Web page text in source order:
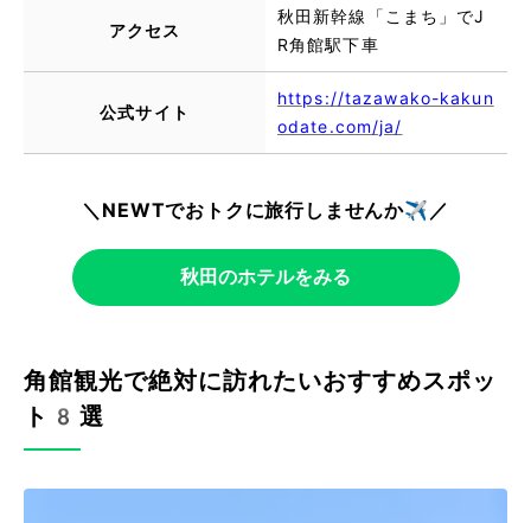
アクセス
秋田新幹線「こまち」でJ
R角館駅下車
公式サイト
https://tazawako-kakun
odate.com/ja/
＼NEWTでおトクに旅行しませんか✈️／
秋田のホテルをみる
角館観光で絶対に訪れたいおすすめスポッ
ト8選